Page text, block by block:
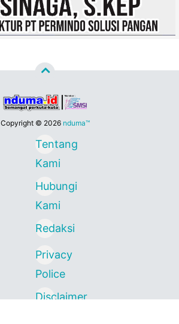
Copyright © 2026 nduma™
Tentang
Kami
Hubungi
Kami
Redaksi
Privacy
Police
Disclaimer